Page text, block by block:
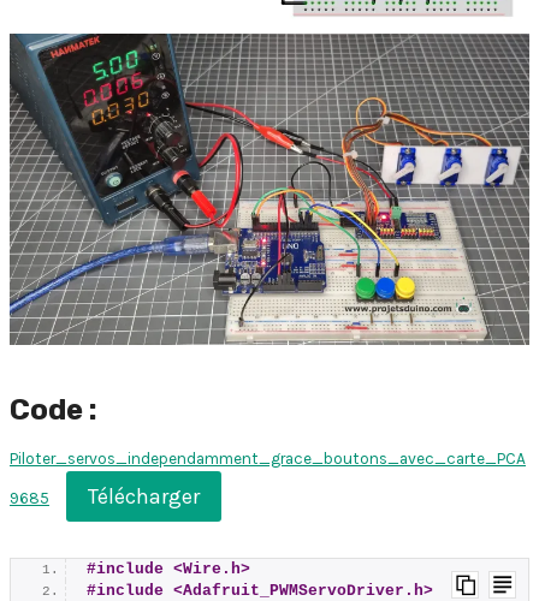
Code :
Piloter_servos_independamment_grace_boutons_avec_carte_PCA
9685 Télécharger
#include <Wire.h>
#include <Adafruit_PWMServoDriver.h>